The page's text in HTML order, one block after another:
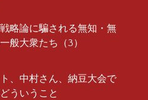
略論に騙される無知・無
般大衆たち（3）
、中村さん、納豆大会で
ういうこと